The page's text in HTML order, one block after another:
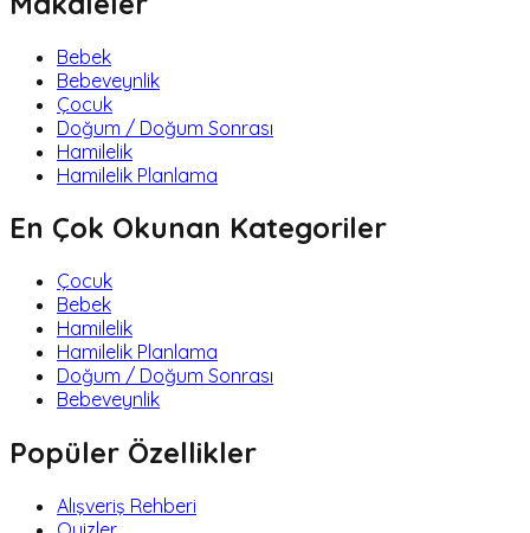
Bebek
Bebeveynlik
Çocuk
Doğum / Doğum Sonrası
Hamilelik
Hamilelik Planlama
En Çok Okunan Kategoriler
Çocuk
Bebek
Hamilelik
Hamilelik Planlama
Doğum / Doğum Sonrası
Bebeveynlik
Popüler Özellikler
Alışveriş Rehberi